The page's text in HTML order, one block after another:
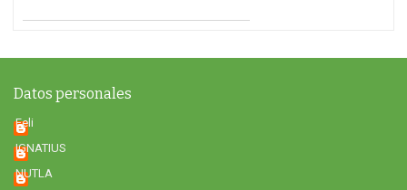
Datos personales
Feli
IGNATIUS
NUTLA